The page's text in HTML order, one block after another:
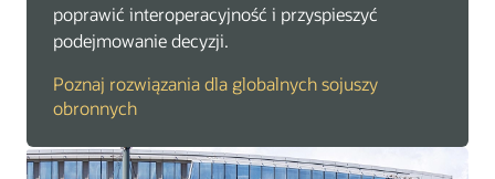
poprawić interoperacyjność i przyspieszyć
podejmowanie decyzji.
Poznaj rozwiązania dla globalnych sojuszy
obronnych